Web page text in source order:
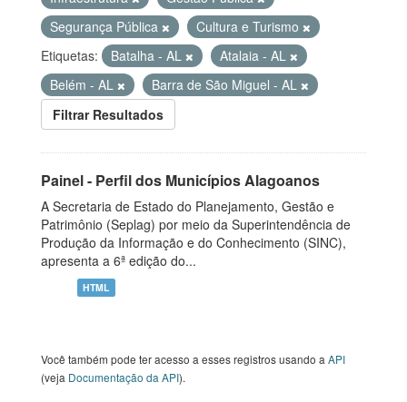
Segurança Pública
Cultura e Turismo
Etiquetas:
Batalha - AL
Atalaia - AL
Belém - AL
Barra de São Miguel - AL
Filtrar Resultados
Painel - Perfil dos Municípios Alagoanos
A Secretaria de Estado do Planejamento, Gestão e
Patrimônio (Seplag) por meio da Superintendência de
Produção da Informação e do Conhecimento (SINC),
apresenta a 6ª edição do...
HTML
Você também pode ter acesso a esses registros usando a API
(veja Documentação da API).